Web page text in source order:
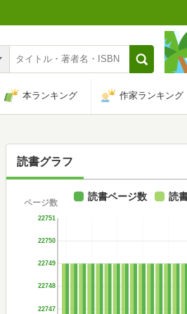
本ランキング 作家ランキング
読書グラフ
22747
22748
22749
22750
22751
ページ数
読書ページ数 読